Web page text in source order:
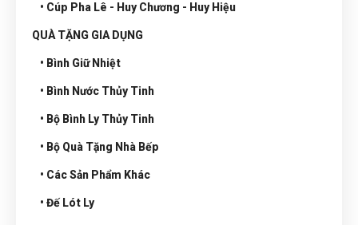
• Cúp Pha Lê - Huy Chương - Huy Hiệu
QUÀ TẶNG GIA DỤNG
• Bình Giữ Nhiệt
• Bình Nước Thủy Tinh
• Bộ Bình Ly Thủy Tinh
• Bộ Quà Tặng Nhà Bếp
• Các Sản Phẩm Khác
• Đế Lót Ly